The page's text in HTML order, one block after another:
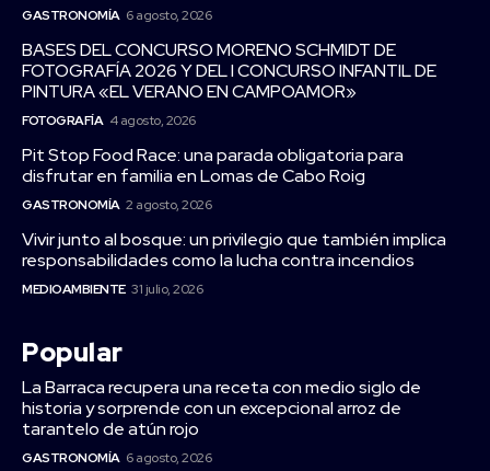
GASTRONOMÍA 6 agosto, 2026
BASES DEL CONCURSO MORENO SCHMIDT DE
FOTOGRAFÍA 2026 Y DEL I CONCURSO INFANTIL DE
PINTURA «EL VERANO EN CAMPOAMOR»
FOTOGRAFÍA 4 agosto, 2026
Pit Stop Food Race: una parada obligatoria para
disfrutar en familia en Lomas de Cabo Roig
GASTRONOMÍA 2 agosto, 2026
Vivir junto al bosque: un privilegio que también implica
responsabilidades como la lucha contra incendios
MEDIOAMBIENTE 31 julio, 2026
Popular
La Barraca recupera una receta con medio siglo de
historia y sorprende con un excepcional arroz de
tarantelo de atún rojo
GASTRONOMÍA 6 agosto, 2026